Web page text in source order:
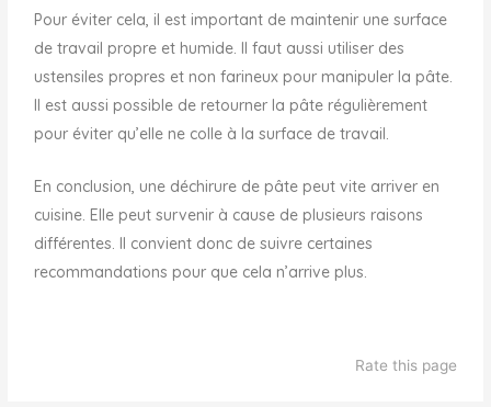
Pour éviter cela, il est important de maintenir une surface
de travail propre et humide. Il faut aussi utiliser des
ustensiles propres et non farineux pour manipuler la pâte.
Il est aussi possible de retourner la pâte régulièrement
pour éviter qu’elle ne colle à la surface de travail.
En conclusion, une déchirure de pâte peut vite arriver en
cuisine. Elle peut survenir à cause de plusieurs raisons
différentes. Il convient donc de suivre certaines
recommandations pour que cela n’arrive plus.
Rate this page